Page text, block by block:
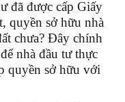
đã được cấp Giấy
quyền sở hữu nhà
chưa? Đây chính
nhà đầu tư thực
quyền sở hữu với